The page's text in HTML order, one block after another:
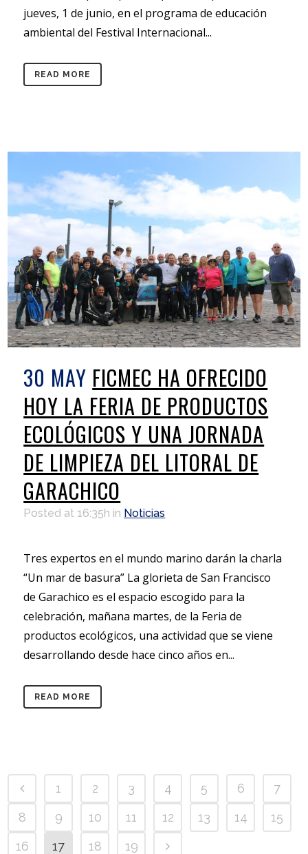
jueves, 1 de junio, en el programa de educación
ambiental del Festival Internacional...
READ MORE
30 MAY FICMEC HA OFRECIDO
HOY LA FERIA DE PRODUCTOS
ECOLÓGICOS Y UNA JORNADA
DE LIMPIEZA DEL LITORAL DE
GARACHICO
Posted at 16:35h in Noticias
Tres expertos en el mundo marino darán la charla
“Un mar de basura” La glorieta de San Francisco
de Garachico es el espacio escogido para la
celebración, mañana martes, de la Feria de
productos ecológicos, una actividad que se viene
desarrollando desde hace cinco años en...
READ MORE
1 2 3 4 5 6
7
8
9 10 11 12 13 14
15
16
17 18 19